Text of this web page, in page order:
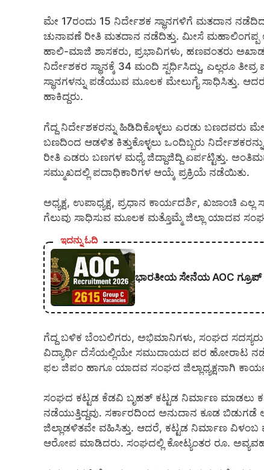
ಮೇ 17ರಂದು 15 ನಿರ್ದೇಶಕ ಸ್ಥಾನಗಳಿಗೆ ಮತದಾನ
ಚುನಾವಣೆ ರೀತಿ ಮತದಾನ ನಡೆದಿತ್ತು. ಮೀಸೆ
ಹಾಲಿ-ಮಾಜಿ ಶಾಸಕರು, ಪ್ರಭಾವಿಗಳು, ಹಣವಂತರು
ನಿರ್ದೇಶಕರ ಸ್ಥಾನಕ್ಕೆ 34 ಮಂದಿ ಸ್ಪರ್ಧಿಸಿದ್ದು, ಎಲ್ಲರೂ
ಸ್ಥಾನಗಳನ್ನು ಪಡೆಯುವ ಮೂಲಕ ಮೇಲುಗೈ ಸಾಧಿಸಿತ್ತು.
ಹಾಕಿದ್ದರು.
ಗೆದ್ದ ನಿರ್ದೇಶಕರನ್ನು ಹಿಡಿದಿಕೊಳ್ಳಲು ಎರಡು ಬಣದವರು
ಬಣದಿಂದ ಆಡಳಿತ ಕಿತ್ತುಕೊಳ್ಳಲು ಒಂದಿಬ್ಬರು
ರೀತಿ ಎಡರು ಬಣಗಳ ಮಧ್ಯೆ ಜಿದ್ದಾಜಿದ್ದಿ ಏರ್ಪಟ್ಟಿತ್ತು.
ಸಮ್ಮುಖದಲ್ಲಿ ಪದಾಧಿಕಾರಿಗಳ ಆಯ್ಕೆ ಪ್ರಕ್ರಿಯೆ ನಡೆಯಿತು.
ಅಧ್ಯಕ್ಷ, ಉಪಾಧ್ಯಕ್ಷ, ಪ್ರಧಾನ ಕಾರ್ಯದರ್ಶಿ, ಖಜಾಂಚಿ
ಗೆಲುವು ಸಾಧಿಸುವ ಮೂಲಕ ಮತ್ತೊಮ್ಮೆ ಜಿಲ್ಲಾ ಯಾದವ
ಇದನ್ನು ಓದಿ
ಭಾರತೀಯ ಸೇನೆಯ AOC ಗ್ರೂಪ್
ಗೆದ್ದ ಬಳಿಕ ಬೆಂಬಲಿಗರು, ಅಭಿಮಾನಿಗಳು, ಸಂಘದ
ವಿದ್ಯಾರ್ಥಿ ದೆಸೆಯಲ್ಲಿಯೇ ಸಮುದಾಯದ ಪರ ಹೋರಾಟ
ಫಲ ಜಿಪಂ ಹಾಗೂ ಯಾದವ ಸಂಘದ ಜಿಲ್ಲಾಧ್ಯಕ್ಷನಾಗಿ
ಸಂಘದ ಕಟ್ಟಡ ಕೆಡವಿ ಬೃಹತ್ ಕಟ್ಟಡ ನಿರ್ಮಾಣ ಮಾಡಲು
ನಡೆಯುತ್ತಿದ್ದವು. ಸರ್ಕಾರದಿಂದ ಅನುದಾನ ಕೂಡ ಬಿಡುಗಡೆ
ಜಿಲ್ಲಾಡಳಿತವೇ ವಹಿಸಿತ್ತು. ಆದರೆ, ಕಟ್ಟಡ ನಿರ್ಮಾಣ ವಿಳಂಬ
ಆರೋಪ ಮಾಡಿದರು. ಸಂಘದಲ್ಲಿ ಕೋಟ್ಯಂತರ ರೂ.